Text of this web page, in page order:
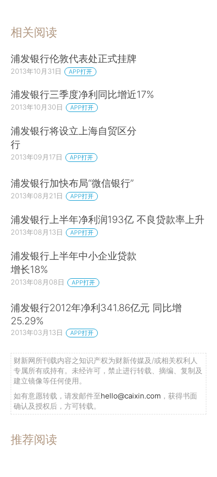
相关阅读
浦发银行伦敦代表处正式挂牌
2013年10月31日 APP打开
浦发银行三季度净利同比增近17%
2013年10月30日 APP打开
浦发银行将设立上海自贸区分
行
2013年09月17日 APP打开
浦发银行加快布局“微信银行”
2013年08月21日 APP打开
浦发银行上半年净利润193亿 不良贷款率上升
2013年08月13日 APP打开
浦发银行上半年中小企业贷款
增长18%
2013年08月08日 APP打开
浦发银行2012年净利341.86亿元 同比增
25.29%
2013年03月13日 APP打开
财新网所刊载内容之知识产权为财新传媒及/或相关权利人
专属所有或持有。未经许可，禁止进行转载、摘编、复制及
建立镜像等任何使用。
如有意愿转载，请发邮件至hello@caixin.com ，获得书面
确认及授权后，方可转载。
推荐阅读